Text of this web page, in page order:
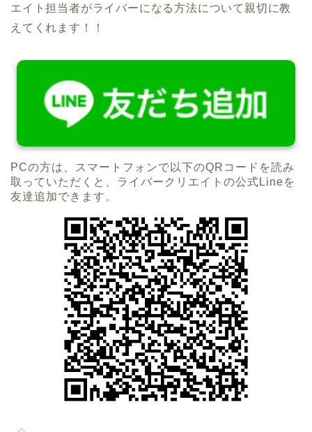
エイト担当者がライバーになる方法について親切に教
えてくれます！！
PCの方は、スマートフォンで以下のQRコードを読み
取っていただくと、ライバークリエイトの公式Lineを
友達追加できます。